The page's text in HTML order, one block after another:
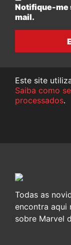
Notifique-me
mail.
Este site
Saiba como
processados.
Todas as
encontra aqui
sobre Marvel